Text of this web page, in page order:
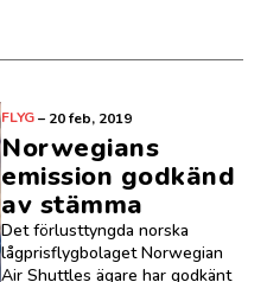
FLYG– 20 feb, 2019
Norwegians
emission godkänd
av stämma
Det förlusttyngda norska
lågprisflygbolaget Norwegian
Air Shuttles ägare har godkänt